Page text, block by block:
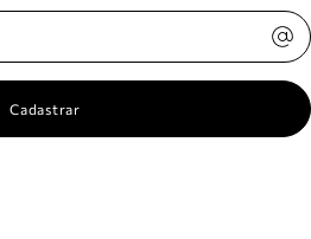
Cadastrar